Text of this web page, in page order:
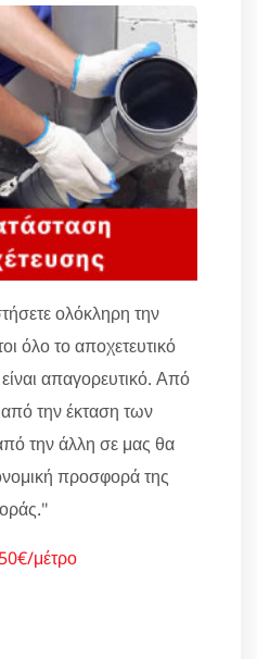
ολόκληρη την
όλο το αποχετευτικό
απαγορευτικό. Από
από την έκταση των
την άλλη σε μας θα
προσφορά της
μέτρο